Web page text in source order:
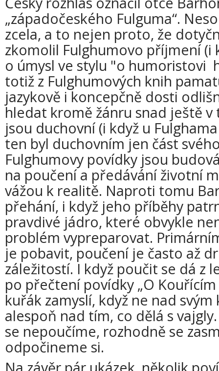
„západočeského Fulguma“.
zcela, a to nejen proto, že
zkomolil Fulghumovo příjmení (i
o úmysl ve stylu "o humoristovi
totiž z Fulghumových knih
jazykově i koncepčně dosti
hledat kromě žánru snad ještě
jsou duchovní (i když u
ten byl duchovním jen část
Fulghumovy povídky jsou
na poučení a předávání životní
vážou k realitě. Naproti tomu
přehání, i když jeho příběhy
pravdivé jádro, které obvykle
problém vypreparovat.
je pobavit, poučení je často až
záležitostí. I když poučit se dá z
po přečtení povídky „O
kuřák zamyslí, když ne nad
alespoň nad tím, co dělá s
se nepoučíme, rozhodně se
odpočineme si.